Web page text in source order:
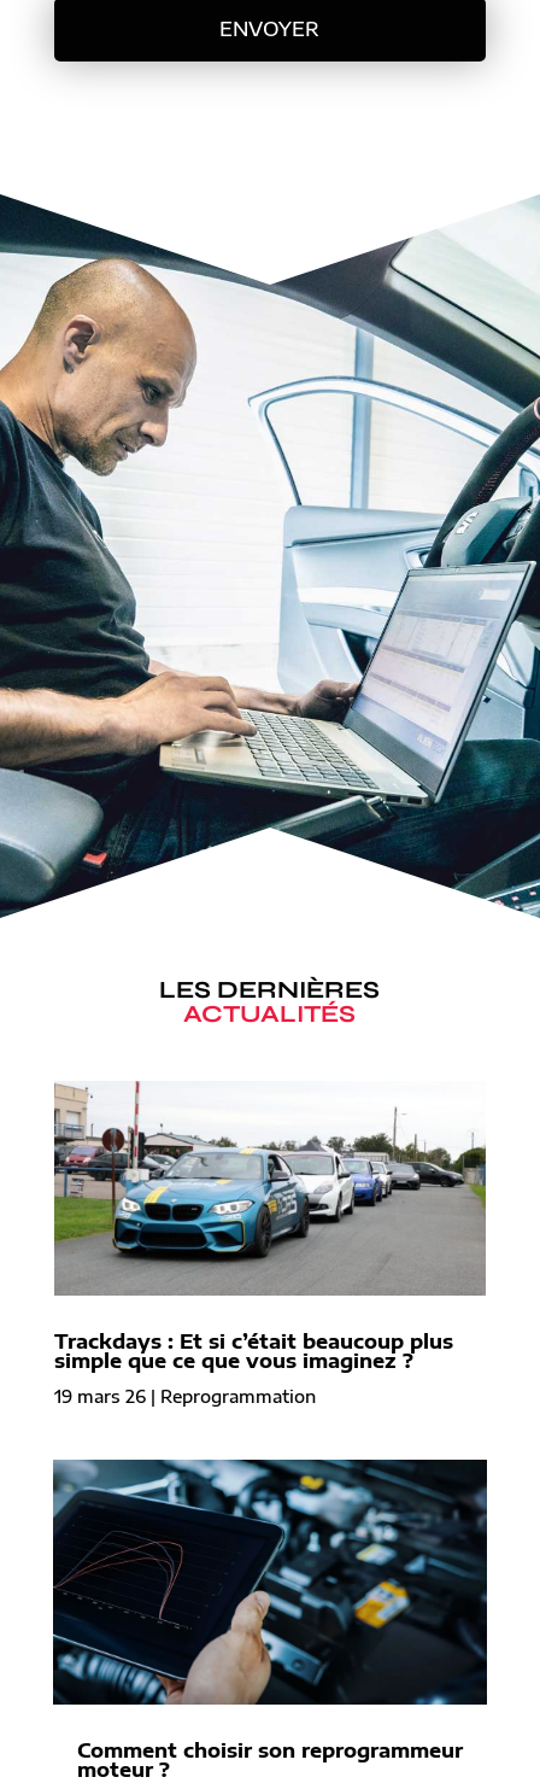
ENVOYER
LES DERNIÈRES
ACTUALITÉS
Trackdays : Et si c’était beaucoup plus
simple que ce que vous imaginez ?
19 mars 26| Reprogrammation
Comment choisir son reprogrammeur
moteur ?